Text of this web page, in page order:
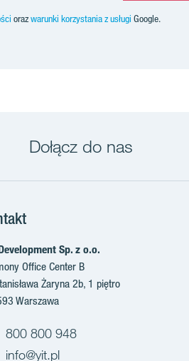
orazwarunki korzystania z usługi Google.
Dołącz do nas
Sp. z o.o.
Office Center B
Żaryna 2b, 1 piętro
Warszawa
800 800 948
info@yit.pl